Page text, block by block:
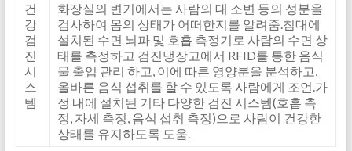
건
강
검
진
시
스
템
화장실의 변기에서는 사람의 대 소변 등의 성분을
검사하여 몸의 상태가 어떠한지를 알려줌.침대에
설치된 수면 뇌파 및 호흡 측정기로 사람의 수면 상
태를 측정하고 검진냉장고에서 RFID를 통한 음식
물 출입 관리 하고, 이에 따른 영양분을 분석하고,
올바른 음식 섭취를 할 수 있도록 사람에게 조언.가
정 내에 설치된 기타 다양한 검진 시스템(호흡 측
정, 자세 측정, 음식 섭취 측정)으로 사람이 건강한
상태를 유지하도록 도움.